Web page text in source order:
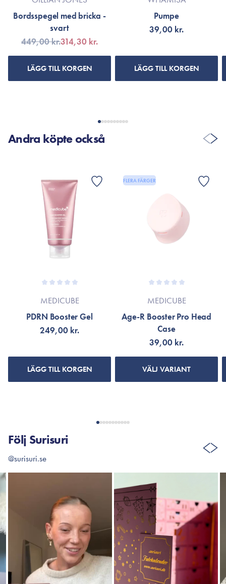
Bordsspegel med bricka -
svart
449,00 kr.314,30 kr.
LÄGG TILL KORGEN
Pumpe
39,00 kr.
LÄGG TILL KORGEN
Andra köpte också
MEDICUBE
PDRN Booster Gel
249,00 kr.
LÄGG TILL KORGEN
FLERA FÄRGER
MEDICUBE
Age-R Booster Pro Head
Case
39,00 kr.
VÄLJ VARIANT
Följ Surisuri
@surisuri.se